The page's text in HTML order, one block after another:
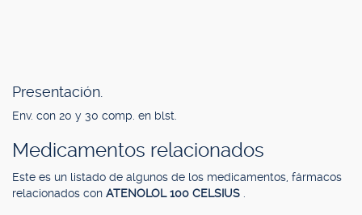
Presentación.
Env. con 20 y 30 comp. en blst.
Medicamentos relacionados
Este es un listado de algunos de los medicamentos, fármacos
relacionados con ATENOLOL 100 CELSIUS